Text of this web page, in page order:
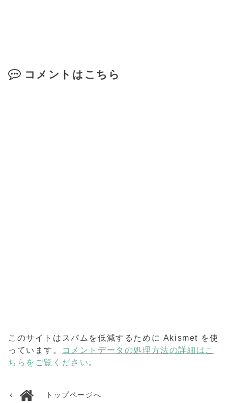
コメントはこちら
このサイトはスパムを低減するために Akismet を使
っています。
コメントデータの処理方法の詳細はこ
ちらをご覧ください 。
トップページへ